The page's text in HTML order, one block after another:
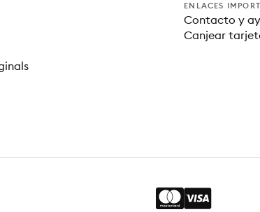
ENLACES
Contacto y
Canjear